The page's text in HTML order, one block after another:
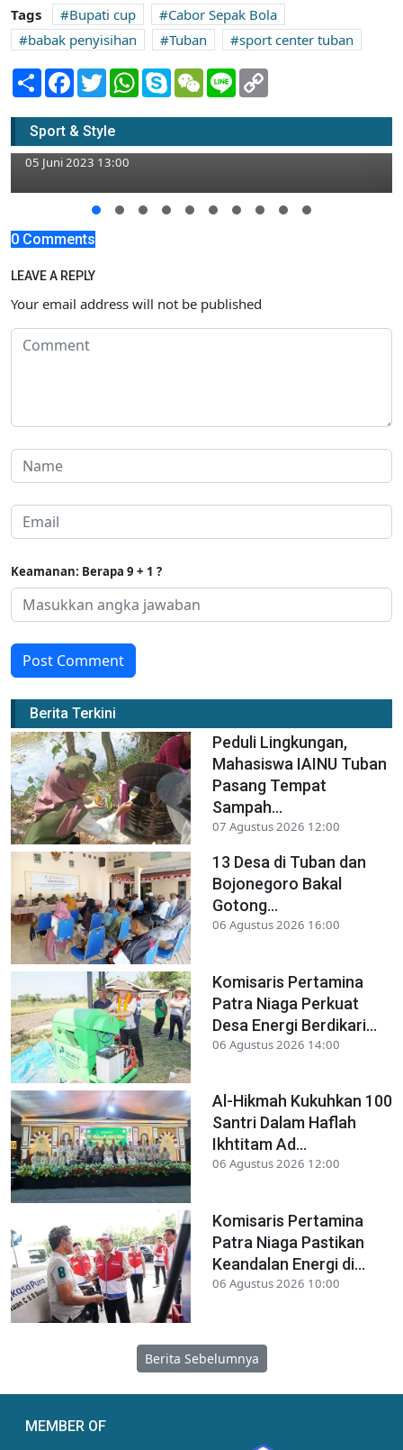
Tags Bupati cup
Cabor Sepak Bola
babak penyisihan
Tuban
sport center tuban
Share Facebook
TwitterWhatsApp
SkypeWeChatLine
Sport & Style
Faktor Ekonomi dan Rumah Tangga
Kandas Alasan Pria di Tuban Nekat Curi
Besi
05 Juni 2023 13:00
0 Comments
LEAVE A REPLY
Your email address will not be published
Keamanan: Berapa 9 + 1 ?
Post Comment
Berita Terkini
Peduli Lingkungan,
Mahasiswa IAINU Tuban
Pasang Tempat
Sampah...
07 Agustus 2026 12:00
13 Desa di Tuban dan
Bojonegoro Bakal
Gotong...
06 Agustus 2026 16:00
Komisaris Pertamina
Patra Niaga Perkuat
Desa Energi Berdikari...
06 Agustus 2026 14:00
Al-Hikmah Kukuhkan 100
Santri Dalam Haflah
Ikhtitam Ad...
06 Agustus 2026 12:00
Komisaris Pertamina
Patra Niaga Pastikan
Keandalan Energi di...
06 Agustus 2026 10:00
Berita Sebelumnya
MEMBER OF